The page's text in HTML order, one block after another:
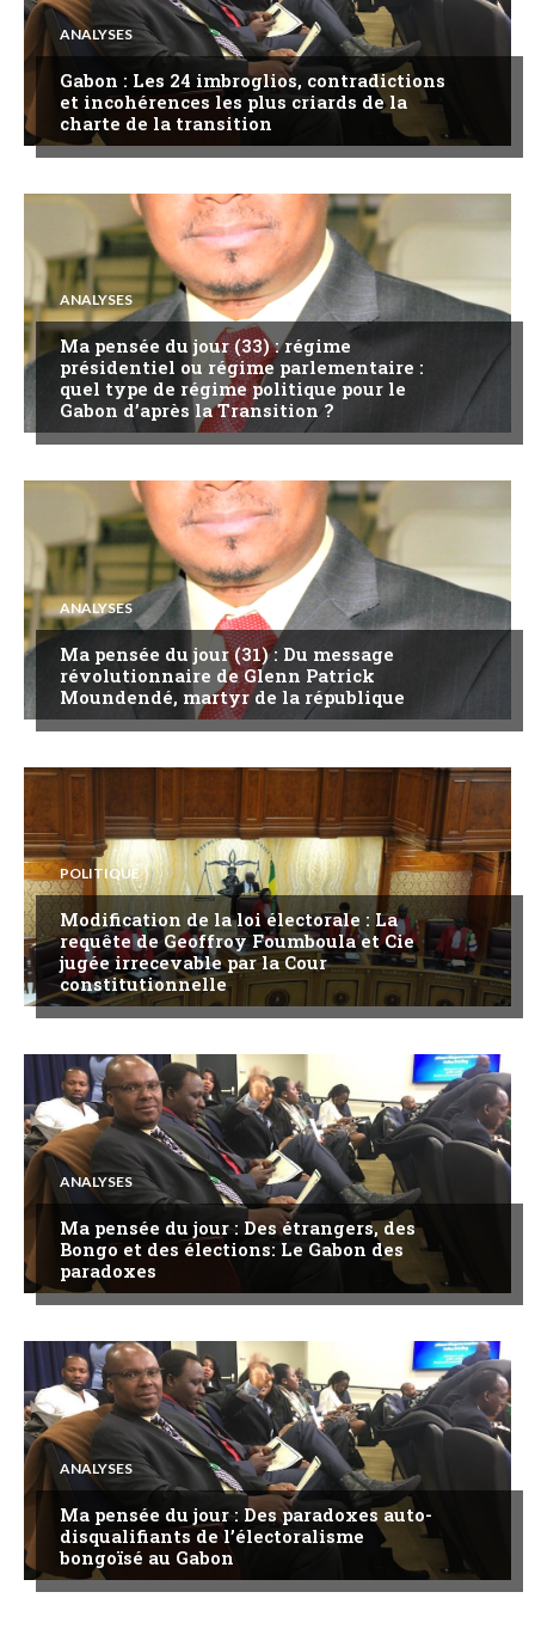
ANALYSES
Gabon : Les 24 imbroglios, contradictions
et incohérences les plus criards de la
charte de la transition
ANALYSES
Ma pensée du jour (33) : régime
présidentiel ou régime parlementaire :
quel type de régime politique pour le
Gabon d’après la Transition ?
ANALYSES
Ma pensée du jour (31) : Du message
révolutionnaire de Glenn Patrick
Moundendé, martyr de la république
POLITIQUE
Modification de la loi électorale : La
requête de Geoffroy Foumboula et Cie
jugée irrecevable par la Cour
constitutionnelle
ANALYSES
Ma pensée du jour : Des étrangers, des
Bongo et des élections: Le Gabon des
paradoxes
ANALYSES
Ma pensée du jour : Des paradoxes auto-
disqualifiants de l’électoralisme
bongoïsé au Gabon